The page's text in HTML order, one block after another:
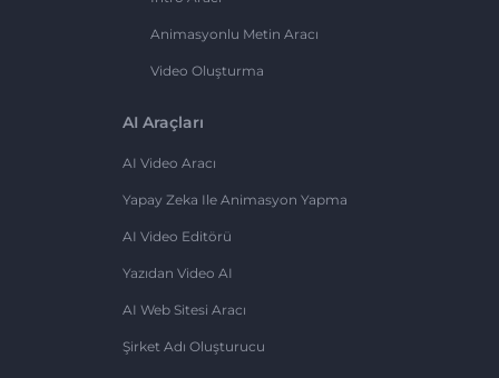
Animasyonlu Metin Aracı
Video Oluşturma
AI Araçları
AI Video Aracı
Yapay Zeka Ile Animasyon Yapma
AI Video Editörü
Yazıdan Video AI
AI Web Sitesi Aracı
Şirket Adı Oluşturucu